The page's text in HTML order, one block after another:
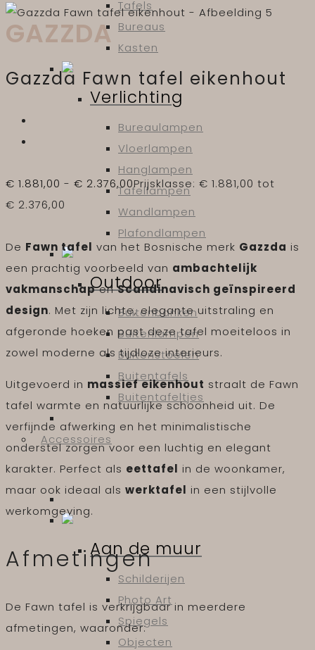
Tafels
Bureaus
Kasten
Verlichting
Bureaulampen
Vloerlampen
Hanglampen
Tafellampen
Wandlampen
Plafondlampen
Outdoor
Buitenbanken
Buitenlampen
Buitenstoelen
Buitentafels
Buitentafeltjes
Accessoires
Aan de muur
Schilderijen
Photo Art
Spiegels
Objecten
Gazzda Fawn tafel eikenhout
€ 1.881,00 - € 2.376,00Prijsklasse: € 1.881,00 tot
€ 2.376,00
GAZZDA
De Fawn tafel van het Bosnische merk Gazzda is
een prachtig voorbeeld van ambachtelijk
vakmanschapenScandinavisch geïnspireerd
design. Met zijn lichte, elegante uitstraling en
afgeronde hoeken past deze tafel moeiteloos in
zowel moderne als tijdloze interieurs.
Uitgevoerd in massief eikenhout straalt de Fawn
tafel warmte en natuurlijke schoonheid uit. De
verfijnde afwerking en het minimalistische
onderstel zorgen voor een luchtig en elegant
karakter. Perfect als eettafel in de woonkamer,
maar ook ideaal als werktafel in een stijlvolle
werkomgeving.
Afmetingen
De Fawn tafel is verkrijgbaar in meerdere
afmetingen, waaronder: